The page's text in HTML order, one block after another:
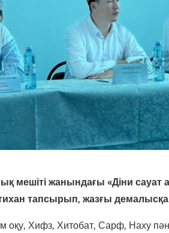
мешіті жанындағы «Діни сауат
тапсырып, жазғы
оқу, Хифз, Хитобат, Сарф, Наху